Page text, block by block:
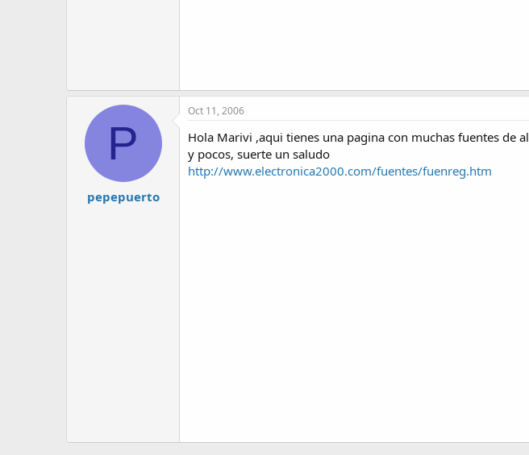
P
pepepuerto
Oct 11, 2006
Hola Marivi ,aqui tienes una pagina con muchas fuentes de
y pocos, suerte un saludo
http://www.electronica2000.com/fuentes/fuenreg.htm